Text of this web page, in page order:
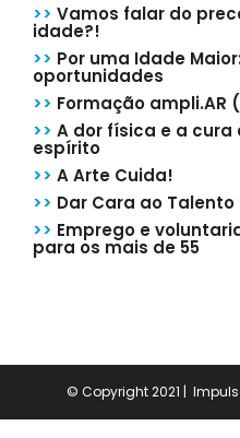
>> Vamos falar do
idade?!
>> Por uma Idade
oportunidades
>> Formação ampli.AR
>> A dor física e a
espírito
>> A Arte Cuida!
>> Dar Cara ao Talento
>> Emprego e
para os mais de 55
© Copyright 2021 |